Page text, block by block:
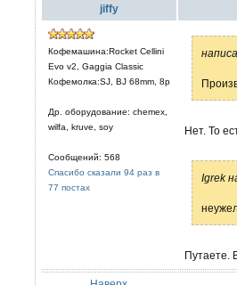
jiffy
Кофемашина:Rocket Cellini
Evo v2, Gaggia Classic
Кофемолка:SJ, BJ 68mm, 8р
Др. оборудование: chemex,
wilfa, kruve, soy
Сообщений: 568
Спасибо сказали 94 раз в
77 постах
Нет. То
Igrek
Путаете.